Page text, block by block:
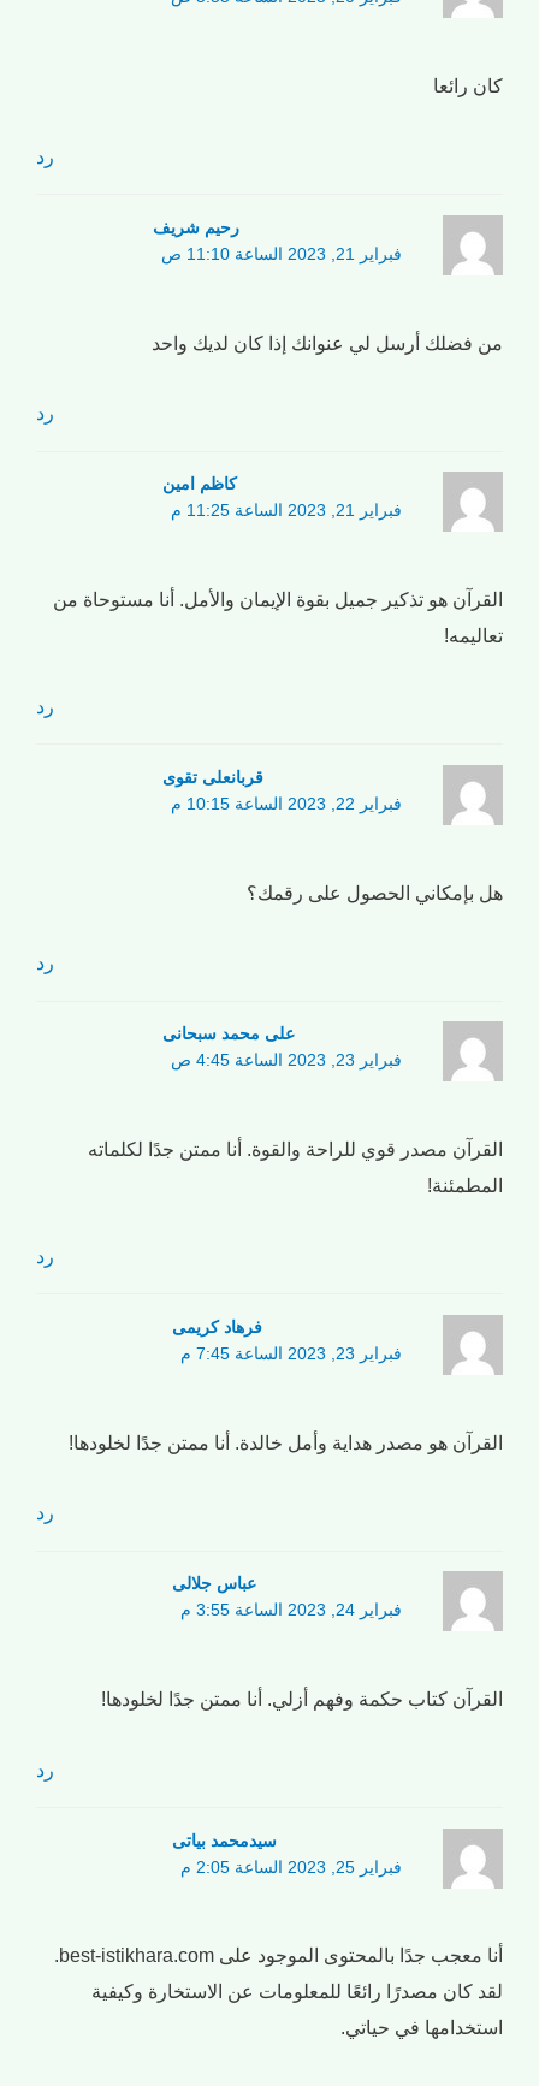
كان رائعا
رد
رحیم شریف
فبراير 21, 2023 الساعة 11:10 ص
من فضلك أرسل لي عنوانك إذا كان لديك واحد
رد
کاظم امین
فبراير 21, 2023 الساعة 11:25 م
القرآن هو تذكير جميل بقوة الإيمان والأمل. أنا مستوحاة من
تعاليمه!
رد
قربانعلی تقوی
فبراير 22, 2023 الساعة 10:15 م
هل بإمكاني الحصول على رقمك؟
رد
علی محمد سبحانی
فبراير 23, 2023 الساعة 4:45 ص
القرآن مصدر قوي للراحة والقوة. أنا ممتن جدًا لكلماته
المطمئنة!
رد
فرهاد کریمی
فبراير 23, 2023 الساعة 7:45 م
القرآن هو مصدر هداية وأمل خالدة. أنا ممتن جدًا لخلودها!
رد
عباس جلالی
فبراير 24, 2023 الساعة 3:55 م
القرآن كتاب حكمة وفهم أزلي. أنا ممتن جدًا لخلودها!
رد
سیدمحمد بیاتی
فبراير 25, 2023 الساعة 2:05 م
أنا معجب جدًا بالمحتوى الموجود على best-istikhara.com.
لقد كان مصدرًا رائعًا للمعلومات عن الاستخارة وكيفية
استخدامها في حياتي.